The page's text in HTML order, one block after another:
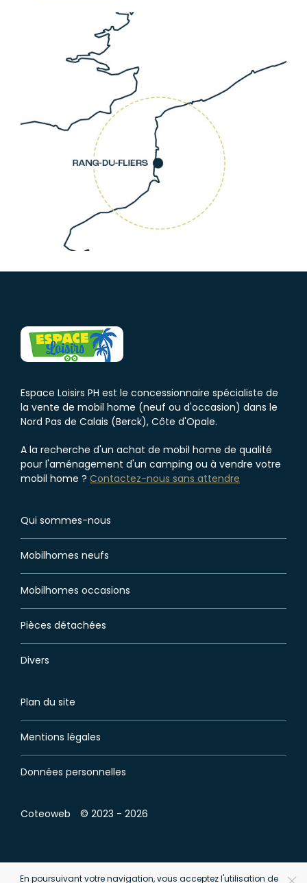
Espace Loisirs PH est le concessionnaire spécialiste de
la vente de mobil home (neuf ou d'occasion) dans le
Nord Pas de Calais (Berck), Côte d'Opale.
A la recherche d'un achat de mobil home de qualité
pour l'aménagement d'un camping ou à vendre votre
mobil home ? Contactez-nous sans attendre
Qui sommes-nous
Mobilhomes neufs
Mobilhomes occasions
Pièces détachées
Divers
Plan du site
Mentions légales
Données personnelles
Coteoweb © 2023 - 2026
En poursuivant votre navigation, vous acceptez l'utilisation de